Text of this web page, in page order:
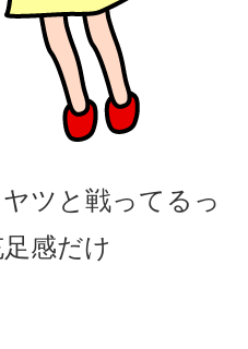
ツと戦ってるっ
感だけ